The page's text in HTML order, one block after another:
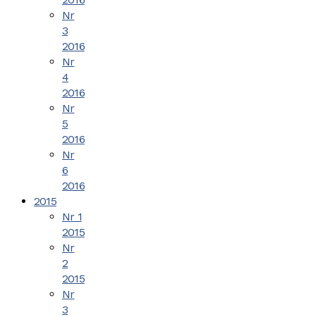
Nr
3
2016
Nr
4
2016
Nr
5
2016
Nr
6
2016
2015
Nr 1
2015
Nr
2
2015
Nr
3